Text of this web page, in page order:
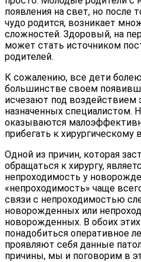
появления на свет, но после
чудо родится, возникает
сложностей. Здоровый, на
может стать источником
родителей.
К сожалению, все дети
большинстве своем
исчезают под
назначенных специалистом.
оказываются
прибегать к хирургическому
Одной из причин, которая
обращаться к хирургу,
непроходимость у
«непроходимость» чаще
связи с непроходимостью
новорожденных или
новорожденных. В обоих
понадобиться оперативное
проявляют себя данные
причины, мы и поговорим в